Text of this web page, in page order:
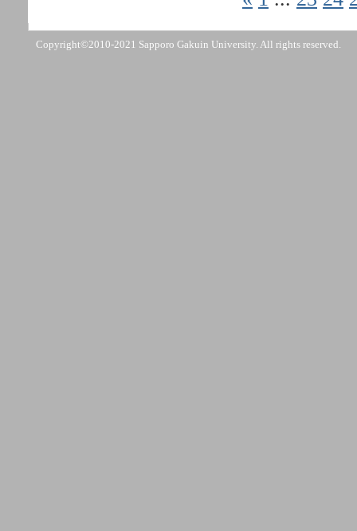
Copyright©2010-2021 Sapporo Gakuin University. All rights reserved.